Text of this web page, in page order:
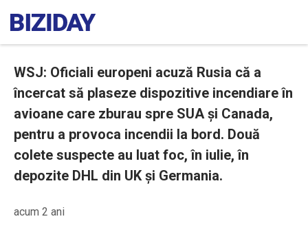
WSJ: Oficiali europeni acuză Rusia că a
încercat să plaseze dispozitive incendiare în
avioane care zburau spre SUA și Canada,
pentru a provoca incendii la bord. Două
colete suspecte au luat foc, în iulie, în
depozite DHL din UK și Germania.
acum 2 ani